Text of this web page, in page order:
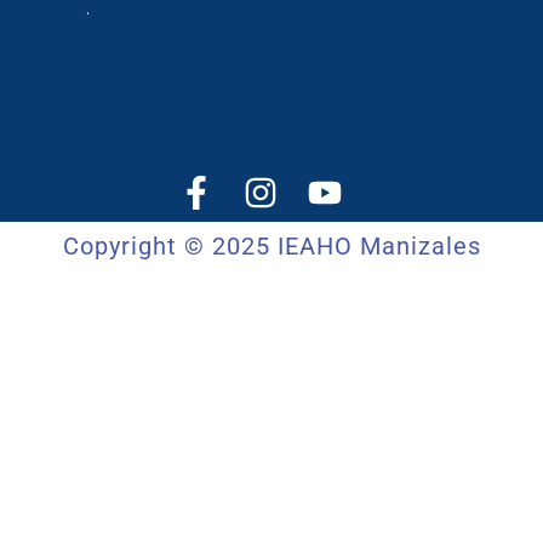
.
Copyright © 2025 IEAHO Manizales